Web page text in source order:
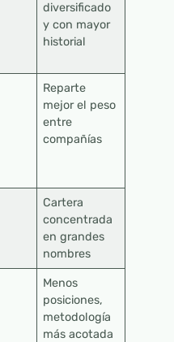
diversificado
y con mayor
historial
Reparte
mejor el peso
entre
compañías
Cartera
concentrada
en grandes
nombres
Menos
posiciones,
metodología
más acotada